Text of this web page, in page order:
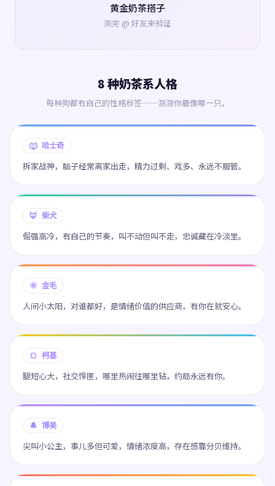
黄金奶茶搭子
测完 @ 好友来验证
8 种奶茶系人格
每种狗都有自己的性格标签——测测你最像哪一只。
🐺 哈士奇
拆家战神，脑子经常离家出走，精力过剩、戏多、永远不服管。
🦊 柴犬
倔强高冷，有自己的节奏，叫不动但叫不走，忠诚藏在冷淡里。
🌞 金毛
人间小太阳，对谁都好，是情绪价值的供应商，有你在就安心。
🍞 柯基
腿短心大，社交悍匪，哪里热闹往哪里钻，约局永远有你。
🔔 博美
尖叫小公主，事儿多但可爱，情绪浓度高，存在感靠分贝维持。